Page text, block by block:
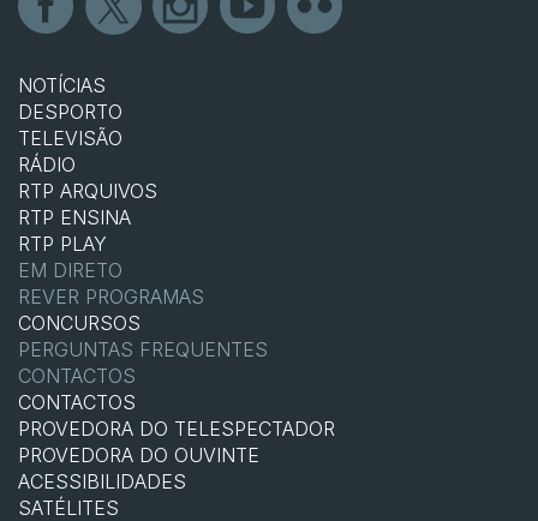
NOTÍCIAS
DESPORTO
TELEVISÃO
RÁDIO
RTP ARQUIVOS
RTP ENSINA
RTP PLAY
EM DIRETO
REVER PROGRAMAS
CONCURSOS
PERGUNTAS FREQUENTES
CONTACTOS
CONTACTOS
PROVEDORA DO TELESPECTADOR
PROVEDORA DO OUVINTE
ACESSIBILIDADES
SATÉLITES